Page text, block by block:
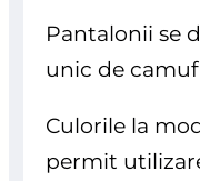
Pantalonii se
unic de
Culorile la
permit